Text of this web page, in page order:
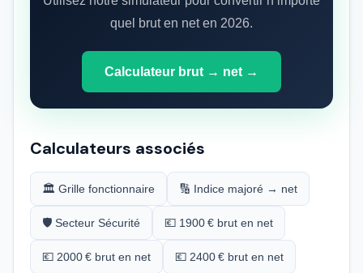
quel brut en net en 2026.
Calculateur brut → net →
Calculateurs associés
🏛️ Grille fonctionnaire 🔢 Indice majoré → net
🛡️ Secteur Sécurité 💶 1900 € brut en net
💶 2000 € brut en net 💶 2400 € brut en net